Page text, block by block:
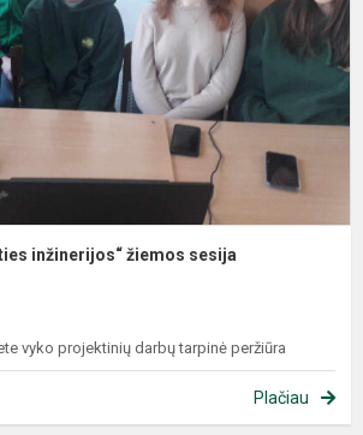
inžinerijos“ žiemos sesija
vyko projektinių darbų tarpinė peržiūra
Plačiau